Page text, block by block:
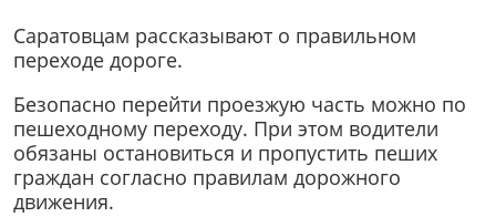
Саратовцам рассказывают о правильном
переходе дороге.
Безопасно перейти проезжую часть можно по
пешеходному переходу. При этом водители
обязаны остановиться и пропустить пеших
граждан согласно правилам дорожного
движения.